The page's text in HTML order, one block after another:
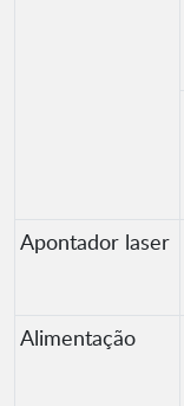
Apontador laser
Alimentação